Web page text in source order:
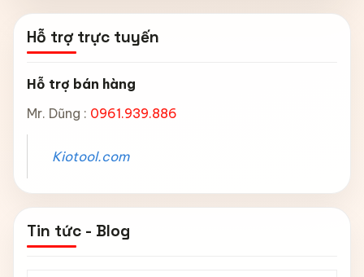
Hỗ trợ trực tuyến
Hỗ trợ bán hàng
Mr. Dũng : 0961.939.886
Kiotool.com
Tin tức - Blog